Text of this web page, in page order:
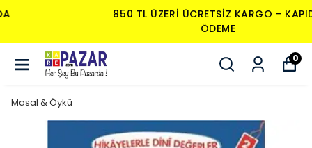
850 TL ÜZERI ÜCRETSIZ KARGO - KAPIDA
0
Masal & Öykü